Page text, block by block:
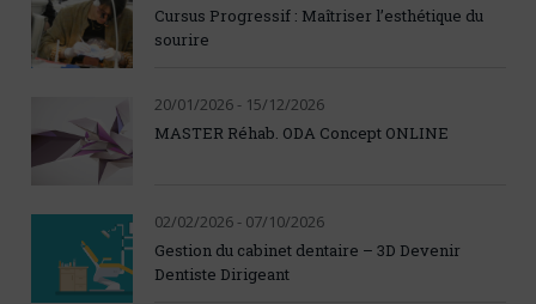
Cursus Progressif : Maîtriser l’esthétique du
sourire
20/01/2026 - 15/12/2026
MASTER Réhab. ODA Concept ONLINE
02/02/2026 - 07/10/2026
Gestion du cabinet dentaire – 3D Devenir
Dentiste Dirigeant